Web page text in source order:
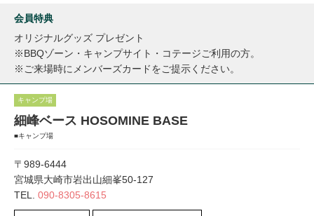
会員特典
オリジナルグッズ プレゼント
※BBQゾーン・キャンプサイト・コテージご利用の方。
※ご来場時にメンバーズカードをご提示ください。
キャンプ場
細峰ベース HOSOMINE BASE
■キャンプ場
〒989-6444
宮城県大崎市岩出山細峯50-127
TEL. 090-8305-8615